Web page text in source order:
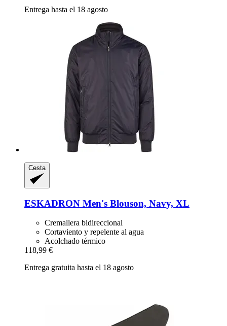
Entrega hasta el 18 agosto
Cesta
ESKADRON Men's Blouson, Navy, XL
Cremallera bidireccional
Cortaviento y repelente al agua
Acolchado térmico
118,99 €
Entrega gratuita hasta el 18 agosto